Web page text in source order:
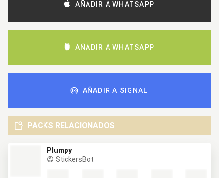
AÑADIR A WHATSAPP
AÑADIR A WHATSAPP
AÑADIR A SIGNAL
PACKS RELACIONADOS
Plumpy
StickersBot